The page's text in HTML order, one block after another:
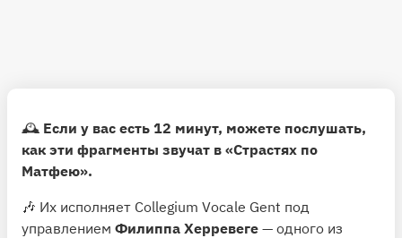
🕰 Если у вас есть 12 минут, можете послушать,
как эти фрагменты звучат в «Страстях по
Матфею».
🎶 Их исполняет Collegium Vocale Gent под
управлением Филиппа Херревеге — одного из